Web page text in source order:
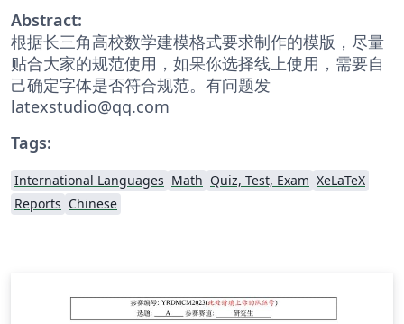
Abstract:
根据长三角高校数学建模格式要求制作的模版，尽量
贴合大家的规范使用，如果你选择线上使用，需要自
己确定字体是否符合规范。有问题发
latexstudio@qq.com
Tags:
International Languages Math Quiz, Test, Exam XeLaTeX
Reports Chinese